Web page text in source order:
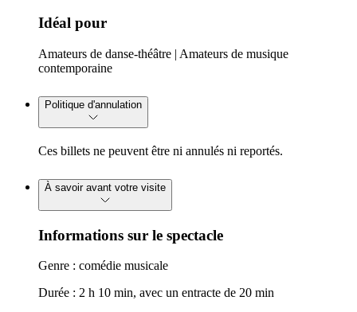
Idéal pour
Amateurs de danse-théâtre | Amateurs de musique
contemporaine
Politique d'annulation
Ces billets ne peuvent être ni annulés ni reportés.
À savoir avant votre visite
Informations sur le spectacle
Genre : comédie musicale
Durée : 2 h 10 min, avec un entracte de 20 min